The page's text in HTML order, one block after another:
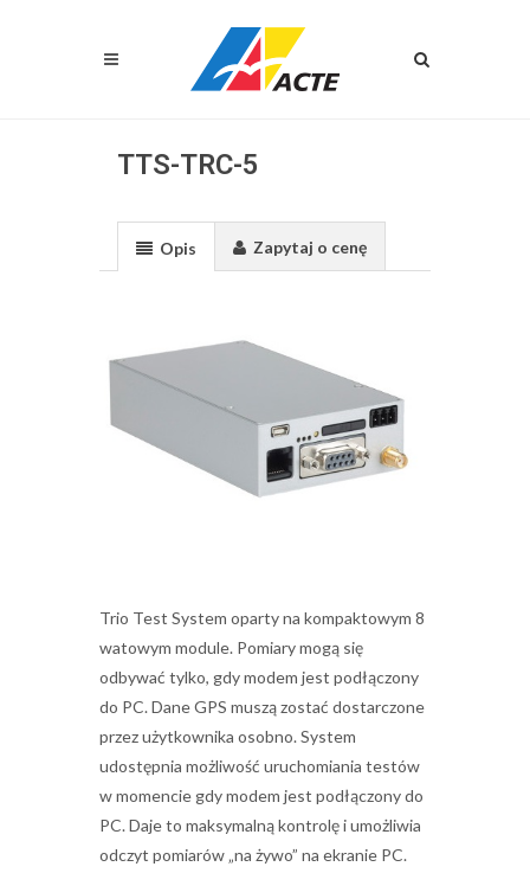
TTS-TRC-5
Opis Zapytaj o cenę
Trio Test System oparty na kompaktowym 8
watowym module. Pomiary mogą się
odbywać tylko, gdy modem jest podłączony
do PC. Dane GPS muszą zostać dostarczone
przez użytkownika osobno. System
udostępnia możliwość uruchomiania testów
w momencie gdy modem jest podłączony do
PC. Daje to maksymalną kontrolę i umożliwia
odczyt pomiarów „na żywo” na ekranie PC.